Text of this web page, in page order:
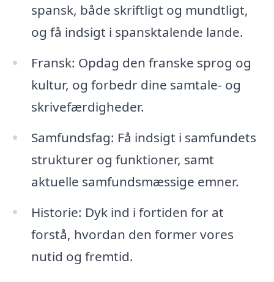
spansk, både skriftligt og mundtligt,
og få indsigt i spansktalende lande.
Fransk: Opdag den franske sprog og
kultur, og forbedr dine samtale- og
skrivefærdigheder.
Samfundsfag: Få indsigt i samfundets
strukturer og funktioner, samt
aktuelle samfundsmæssige emner.
Historie: Dyk ind i fortiden for at
forstå, hvordan den former vores
nutid og fremtid.